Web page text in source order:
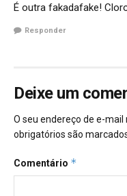
É outra fakadafake!
Responder
Deixe um
O seu endereço de e-mail
obrigatórios são
Comentário *